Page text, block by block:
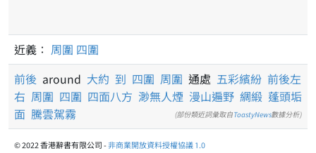
近義： 周圍 四圍
前後 around 大約 到 四圍 周圍 通處 五彩繽紛 前後左
右 周圍 四圍 四面八方 渺無人煙 漫山遍野 綢緞 蓬頭垢
面 騰雲駕霧 (部份類近詞彙取自ToastyNews數據分析)
© 2022 香港辭書有限公司 -非商業開放資料授權協議 1.0